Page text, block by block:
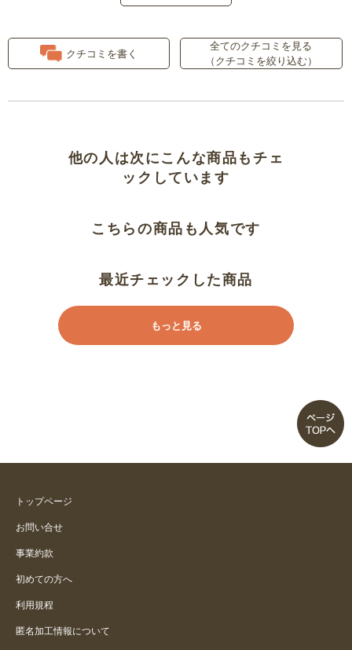
ママもわたしも大好き
おまけのクリアファイル！
懐かしい絵本との再会
クチコミを書く
全てのクチコミを見る
（クチコミを絞り込む）
他の人は次にこんな商品もチェ
ックしています
こちらの商品も人気です
最近チェックした商品
もっと見る
トップページ
お問い合せ
事業約款
初めての方へ
利用規程
匿名加工情報について